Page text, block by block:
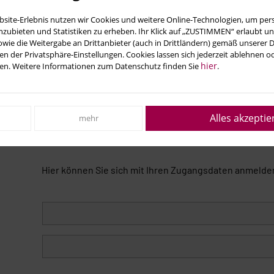
Im Online-Kundencenter haben Sie einen schnellen und
Sie Ihren Abschlag anpassen, einen Zählerstand melden,
und weitere Serviceoptionen. Das spart Zeit und bietet
Hier können Sie sich mit Ihren Zugangs­daten
Erlebnis nutzen wir Cookies und weitere Online-Technologien, um
und Statistiken zu erheben. Ihr Klick auf „ZUSTIMMEN“ erlaubt
die Weitergabe an Drittanbieter (auch in Drittländern) gemäß unserer
der Privatsphäre-Einstellungen. Cookies lassen sich jederzeit ablehnen
Weitere Informationen zum Datenschutz finden Sie hier.
mehr Alles